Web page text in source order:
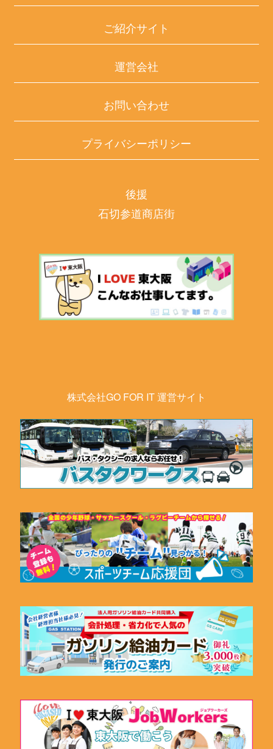
ご紹介サイト
運営会社
お問い合わせ
プライバシーポリシー
後援
石切参道商店街
株式会社GO FOR IT 運営サイト